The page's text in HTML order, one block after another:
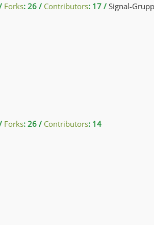
Forks: 26 / Contributors: 17 / Signal-
Forks: 26 / Contributors: 14